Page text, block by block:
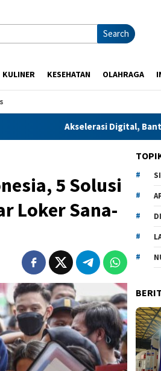
Search
KULINER KESEHATAN OLAHRAGA
Digital, Bantu Pesantren
5 Solusi
Loker Sana-